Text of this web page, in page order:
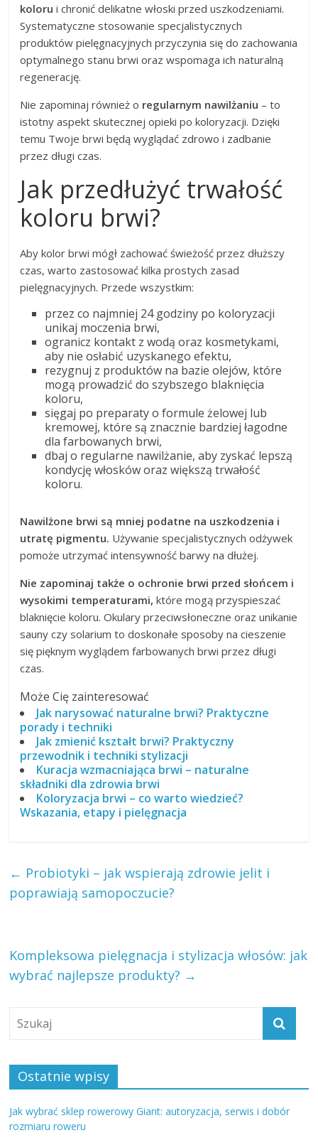
koloru i chronić delikatne włoski przed uszkodzeniami.
Systematyczne stosowanie specjalistycznych
produktów pielęgnacyjnych przyczynia się do zachowania
optymalnego stanu brwi oraz wspomaga ich naturalną
regenerację.
Nie zapominaj również o regularnym nawilżaniu – to
istotny aspekt skutecznej opieki po koloryzacji. Dzięki
temu Twoje brwi będą wyglądać zdrowo i zadbanie
przez długi czas.
Jak przedłużyć trwałość
koloru brwi?
Aby kolor brwi mógł zachować świeżość przez dłuższy
czas, warto zastosować kilka prostych zasad
pielęgnacyjnych. Przede wszystkim:
przez co najmniej 24 godziny po koloryzacji
unikaj moczenia brwi,
ogranicz kontakt z wodą oraz kosmetykami,
aby nie osłabić uzyskanego efektu,
rezygnuj z produktów na bazie olejów, które
mogą prowadzić do szybszego blaknięcia
koloru,
sięgaj po preparaty o formule żelowej lub
kremowej, które są znacznie bardziej łagodne
dla farbowanych brwi,
dbaj o regularne nawilżanie, aby zyskać lepszą
kondycję włosków oraz większą trwałość
koloru.
Nawilżone brwi są mniej podatne na uszkodzenia i
utratę pigmentu. Używanie specjalistycznych odżywek
pomoże utrzymać intensywność barwy na dłużej.
Nie zapominaj także o ochronie brwi przed słońcem i
wysokimi temperaturami, które mogą przyspieszać
blaknięcie koloru. Okulary przeciwsłoneczne oraz unikanie
sauny czy solarium to doskonałe sposoby na cieszenie
się pięknym wyglądem farbowanych brwi przez długi
czas.
Może Cię zainteresować
Jak narysować naturalne brwi? Praktyczne
porady i techniki
Jak zmienić kształt brwi? Praktyczny
przewodnik i techniki stylizacji
Kuracja wzmacniająca brwi – naturalne
składniki dla zdrowia brwi
Koloryzacja brwi – co warto wiedzieć?
Wskazania, etapy i pielęgnacja
← Probiotyki – jak wspierają zdrowie jelit i
poprawiają samopoczucie?
Kompleksowa pielęgnacja i stylizacja włosów: jak
wybrać najlepsze produkty? →
Ostatnie wpisy
Jak wybrać sklep rowerowy Giant: autoryzacja, serwis i dobór
rozmiaru roweru